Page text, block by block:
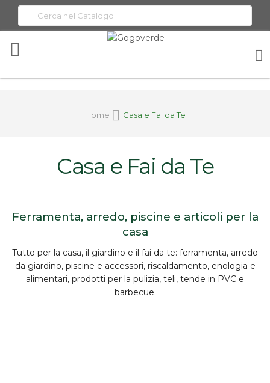
Home Casa e Fai da Te
Casa e Fai da Te
Ferramenta, arredo, piscine e articoli per la
casa
Tutto per la casa, il giardino e il fai da te: ferramenta, arredo
da giardino, piscine e accessori, riscaldamento, enologia e
alimentari, prodotti per la pulizia, teli, tende in PVC e
barbecue.